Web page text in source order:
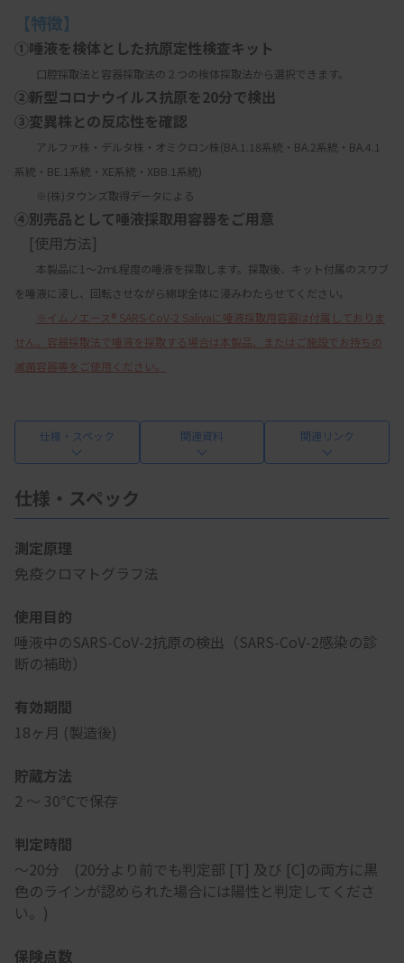
【特徴】
①唾液を検体とした抗原定性検査キット
口腔採取法と容器採取法の２つの検体採取法から選択できます。
②新型コロナウイルス抗原を20分で検出
③変異株との反応性を確認
アルファ株・デルタ株・オミクロン株(BA.1.18系統・BA.2系統・BA.4.1
系統・BE.1系統・XE系統・XBB.1系統)
※(株)タウンズ取得データによる
④別売品として唾液採取用容器をご用意
[使用方法]
本製品に1～2ｍL程度の唾液を採取します。採取後、キット付属のスワブ
を唾液に浸し、回転させながら綿球全体に浸みわたらせてください。
※イムノエース® SARS-CoV-2 Salivaに唾液採取用容器は付属しておりま
せん。容器採取法で唾液を採取する場合は本製品、またはご施設でお持ちの
滅菌容器等をご使用ください。
仕様・スペック 関連資料 関連リンク
仕様・スペック
測定原理
免疫クロマトグラフ法
使用目的
唾液中のSARS-CoV-2抗原の検出（SARS-CoV-2感染の診
断の補助）
有効期間
18ヶ月 (製造後)
貯蔵方法
2 ～ 30℃で保存
判定時間
～20分 (20分より前でも判定部 [T] 及び [C]の両方に黒
色のラインが認められた場合には陽性と判定してくださ
い。)
保険点数